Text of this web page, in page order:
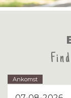
Ankomst